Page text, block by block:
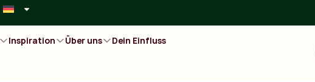
Inspiration Über uns
Dein Einfluss